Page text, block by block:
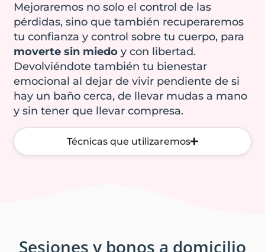
síntomas cuanto
antes, ya que, con
el tiempo, pueden
empeorar,
agravarse o
derivar en otras
disfunciones más
complejas.
Desde la
fisioterapia de
aumentar el
fisioterapia de
suelo pélvico
puede marcar un
antes y un
después en tu
salud.
conmigo
Mejoraremos no solo el control de las
pérdidas, sino que también recuperaremos
tu confianza y control sobre tu cuerpo, para
moverte sin miedoy con libertad.
Devolviéndote también tu bienestar
emocional al dejar de vivir pendiente de si
hay un baño cerca, de llevar mudas a mano
y sin tener que llevar compresa.
Técnicas que utilizaremos
Sesiones y bonos a domicilio